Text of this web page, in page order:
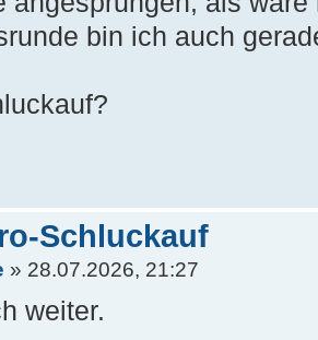
bin ich auch
Schluckauf
» 28.07.2026, 21:27
weiter.